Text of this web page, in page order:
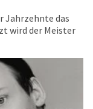
Jahrzehnte das
wird der Meister